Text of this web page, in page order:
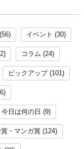
(56) イベント (30)
コラム (24)
ピックアップ(101)
今日は何の日 (9)
・マンガ賞 (124)